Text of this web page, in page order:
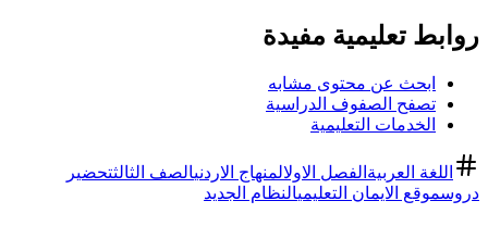
روابط تعليمية مفيدة
ابحث عن محتوى مشابه
تصفح الصفوف الدراسية
الخدمات التعليمية
اللغة العربية الفصل الاولالمنهاج الاردنيالصف الثالثتحضير
دروسموقع الايمان التعليميالنظام الجديد